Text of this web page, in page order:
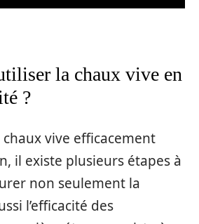
la chaux vive en
?
vive efficacement
il existe plusieurs étapes à
non seulement la
l’efficacité des